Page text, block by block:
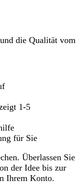
die Qualität vom
1-5
für Sie
Überlassen Sie
der Idee bis zur
Ihrem Konto.